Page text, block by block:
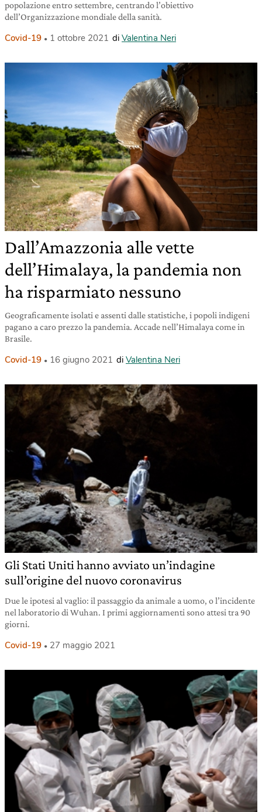
popolazione entro settembre, centrando l’obiettivo
dell’Organizzazione mondiale della sanità.
Covid-19 1 ottobre 2021 di Valentina Neri
Dall’Amazzonia alle vette
dell’Himalaya, la pandemia non
ha risparmiato nessuno
Geograficamente isolati e assenti dalle statistiche, i popoli indigeni
pagano a caro prezzo la pandemia. Accade nell’Himalaya come in
Brasile.
Covid-19 16 giugno 2021 di Valentina Neri
Gli Stati Uniti hanno avviato un’indagine
sull’origine del nuovo coronavirus
Due le ipotesi al vaglio: il passaggio da animale a uomo, o l’incidente
nel laboratorio di Wuhan. I primi aggiornamenti sono attesi tra 90
giorni.
Covid-19 27 maggio 2021